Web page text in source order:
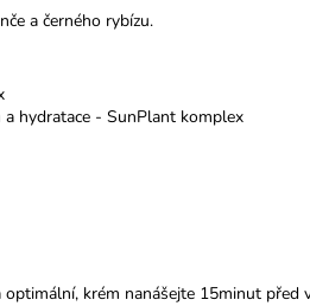
a černého rybízu.
hydratace - SunPlant komplex
krém nanášejte 15minut